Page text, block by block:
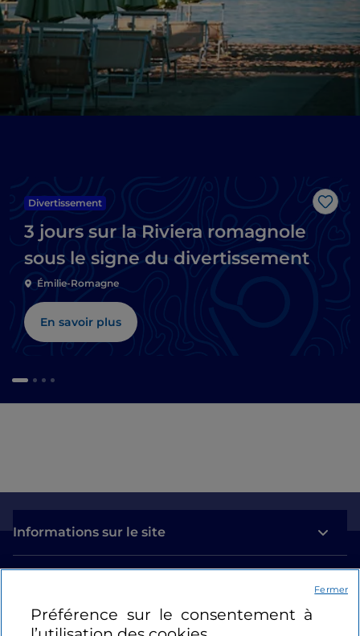
Divertissement
3 jours sur la Riviera romagnole
sous le signe du divertissement
Émilie-Romagne
En savoir plus
Informations sur le site
Se connecter
Préférence sur le consentement à
Fermer